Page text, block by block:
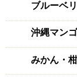
ブルーベ
沖縄マン
みかん・